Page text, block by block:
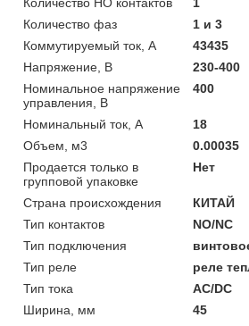
Количество фаз
1 и 3
Коммутируемый ток, А
43435
Напряжение, В
230-400
Номинальное напряжение
управления, В
400
Номинальный ток, А
18
Объем, м3
0.00035
Продается только в
групповой упаковке
Нет
Страна происхождения
КИТАЙ
Тип контактов
NO/NC
Тип подключения
Тип реле
реле
Тип тока
AC/DC
Ширина, мм
45